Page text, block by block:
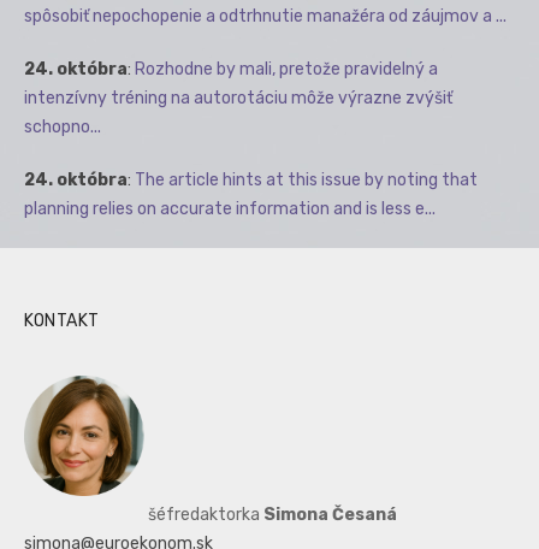
spôsobiť nepochopenie a odtrhnutie manažéra od záujmov a ...
24. októbra: Rozhodne by mali, pretože pravidelný a
intenzívny tréning na autorotáciu môže výrazne zvýšiť
schopno...
24. októbra: The article hints at this issue by noting that
planning relies on accurate information and is less e...
KONTAKT
šéfredaktorka Simona Česaná
simona@euroekonom.sk